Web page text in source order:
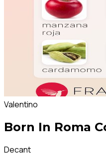
Valentino
Born In Roma
Decant